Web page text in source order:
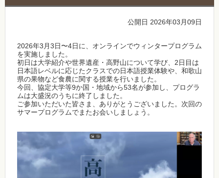
公開日 2026年03月09日
2026年3月3日〜4日に、オンラインでウィンタープログラム
を実施しました。
初日は大学紹介や世界遺産・高野山について学び、2日目は
日本語レベルに応じたクラスでの日本語授業体験や、和歌山
県の果物など食農に関する授業を行いました。
今回、協定大学等9か国・地域から53名が参加し、プログラ
ムは大盛況のうちに終了しました。
ご参加いただいた皆さま、ありがとうございました。次回の
サマープログラムでまたお会いしましょう。